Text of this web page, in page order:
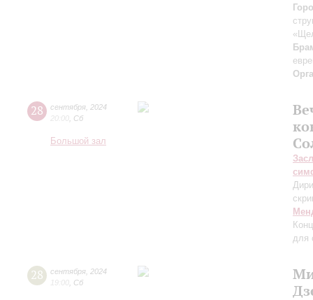
28 сентября 2024
20:00 Сб
Большой зал
для
28 сентября 2024
19:00 Сб